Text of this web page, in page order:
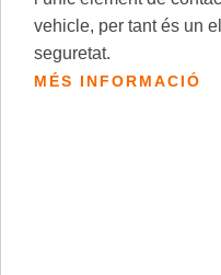
vehicle, per tant és un
seguretat.
MÉS INFORMACIÓ